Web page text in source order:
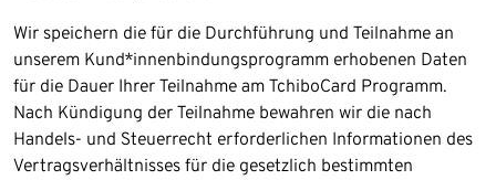
Wir speichern die für die Durchführung und Teilnahme an
unserem Kund*innenbindungsprogramm erhobenen Daten
für die Dauer Ihrer Teilnahme am TchiboCard Programm.
Nach Kündigung der Teilnahme bewahren wir die nach
Handels- und Steuerrecht erforderlichen Informationen des
Vertragsverhältnisses für die gesetzlich bestimmten